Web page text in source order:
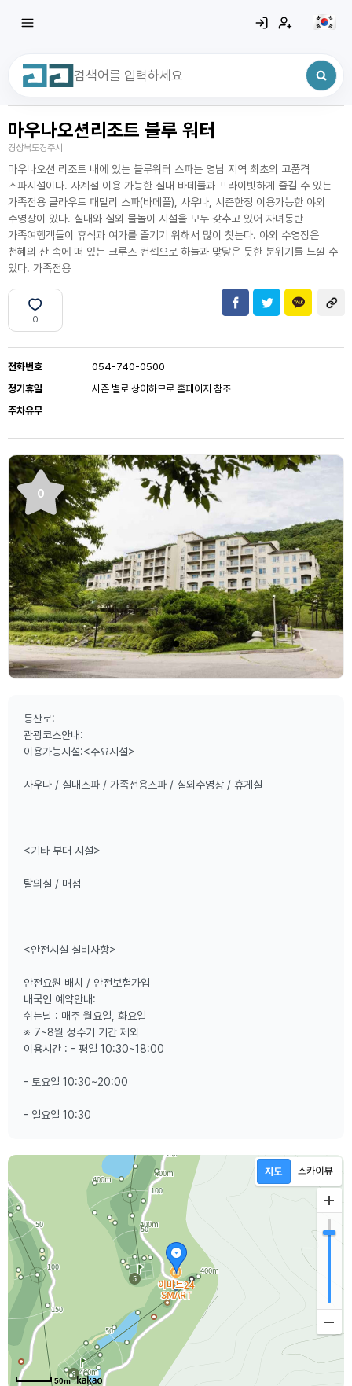
최근 검색어
마우나오션리조트 블루 워터
경상북도경주시
마우나오션 리조트 내에 있는 블루워터 스파는 영남 지역 최초의 고품격
스파시설이다. 사계절 이용 가능한 실내 바데풀과 프라이빗하게 즐길 수 있는
가족전용 클라우드 패밀리 스파(바데풀), 사우나, 시즌한정 이용가능한 야외
수영장이 있다. 실내와 실외 물놀이 시설을 모두 갖추고 있어 자녀동반
가족여행객들이 휴식과 여가를 즐기기 위해서 많이 찾는다. 야외 수영장은
천혜의 산 속에 떠 있는 크루즈 컨셉으로 하늘과 맞닿은 듯한 분위기를 느낄 수
있다. 가족전용
0
전화번호
054-740-0500
정기휴일
시즌 별로 상이하므로 홈페이지 참조
주차유무
0
등산로:
관광코스안내:
이용가능시설:<주요시설>
사우나 / 실내스파 / 가족전용스파 / 실외수영장 / 휴게실
<기타 부대 시설>
탈의실 / 매점
<안전시설 설비사항>
안전요원 배치 / 안전보험가입
내국인 예약안내:
쉬는날 : 매주 월요일, 화요일
※ 7~8월 성수기 기간 제외
이용시간 : - 평일 10:30~18:00
- 토요일 10:30~20:00
- 일요일 10:30
50m